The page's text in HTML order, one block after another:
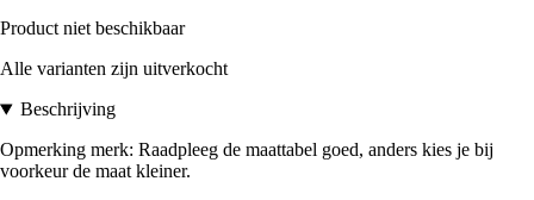
Product niet beschikbaar
Alle varianten zijn uitverkocht
Beschrijving
Opmerking merk: Raadpleeg de maattabel goed, anders kies je bij
voorkeur de maat kleiner.